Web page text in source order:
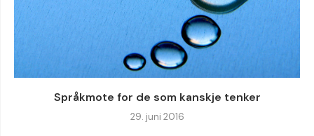
Språkmote for de som kanskje tenker
29. juni 2016